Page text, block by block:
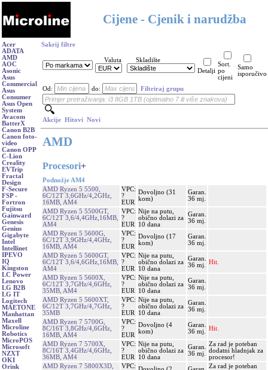
Cijene - Cjenik i narudžba
Acer
ADATA
AMD
AOC
Asonic
Asus
Commercial
Asus
Consumer
Asus Open
System
Avacom
BatterX
Canon B2B
Canon foto-
video
Canon OPP
C-Lion
Creality
EVTrip
Fractal
Design
F-Secure
FSP -
Fortron
Fujitsu
Gainward
Genesis
Genius
Gigabyte
Intel
Intellinet
IPEVO
IQ
Kingston
LC Power
Lenovo
LG B2B
LG IT
Logitech
MAETONE
Manhattan
Maxell
Microline
Robotics
MicroPOS
Microsoft
NZXT
OKI
Orink
Sakrij filtre
Valuta
Skladište
Detalji
Sort.
po
cijeni
Samo
isporučivo
Od: do: Filtriraj grupu
Akcije Hitovi Novi
AMD
Procesori+
Podnožje AM4
AMD Ryzen 5 5500,
6C/12T 3,6GHz/4,2GHz,
16MB, AM4
VPC:
?
EUR
Dovoljno (31
kom)
Garan.
36 mj.
AMD Ryzen 5 5500GT,
6C/12T 3,6/4,4GHz,16MB,
AM4
VPC:
?
EUR
Nije na putu,
obično dolazi za
10 dana
Garan.
36 mj.
AMD Ryzen 5 5600G,
6C/12T 3,9GHz/4,4GHz,
16MB, AM4
VPC:
?
EUR
Dovoljno (17
kom)
Garan.
36 mj.
AMD Ryzen 5 5600GT,
6C/12T 3,6/4,6GHz,16MB,
AM4
VPC:
?
EUR
Nije na putu,
obično dolazi za
10 dana
Garan.
36 mj.
Hit.
AMD Ryzen 5 5600X,
6C/12T 3,7GHz/4,6GHz,
35MB, AM4
VPC:
?
EUR
Nije na putu,
obično dolazi za
10 dana
Garan.
36 mj.
AMD Ryzen 5 5600XT,
6C/12T 3,7GHz/4,7GHz,
35MB
VPC:
?
EUR
Nije na putu,
obično dolazi za
10 dana
Garan.
36 mj.
AMD Ryzen 7 5700G,
8C/16T 3,8GHz/4,6GHz,
16MB, AM4
VPC:
?
EUR
Dovoljno (4
kom)
Garan.
36 mj.
Hit.
AMD Ryzen 7 5700X,
8C/16T 3,4GHz/4,6GHz,
36MB, AM4
VPC:
?
EUR
Nije na putu,
obično dolazi za
10 dana
Garan.
36 mj.
Za rad je poteban
dodatni hladnjak za
procesor!
AMD Ryzen 7 5800X3D,
VPC:
Za rad je poteban